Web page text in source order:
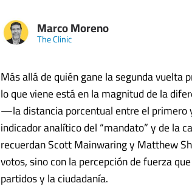
Marco Moreno
The Clinic
Más allá de quién gane la segunda vuelta
lo que viene está en la magnitud de la
—la distancia porcentual entre el primero
indicador analítico del “mandato” y de la
recuerdan Scott Mainwaring y Matthew
votos, sino con la percepción de fuerza
partidos y la ciudadanía.